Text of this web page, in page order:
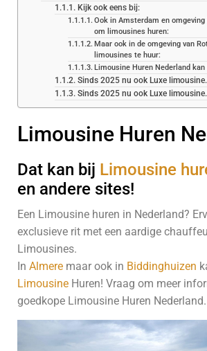
Kijk ook eens bij:
Ook in Amsterdam en
om limousines huren:
Maar ook in de omgeving van
limousines te huur:
Limousine Huren Nederland kan
Sinds 2025 nu ook Luxe
Sinds 2025 nu ook Luxe
Limousine Huren
Dat kan bij Limousine
en andere sites!
Een Limousine huren in Nederland?
exclusieve rit met een aardige
Limousines.
In Almere maar ook in Biddinghuizen
Limousine Huren! Vraag om meer
goedkope Limousine Huren Nederland.